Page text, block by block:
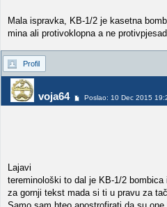
Mala ispravka, KB-1/2 je kasetna
mina ali protivoklopna a ne
Profil
voja64 Poslao: 10 Dec 2015
Lajavi
tereminološki to dal je KB-1/2
za gornji tekst mada si ti u pravu za